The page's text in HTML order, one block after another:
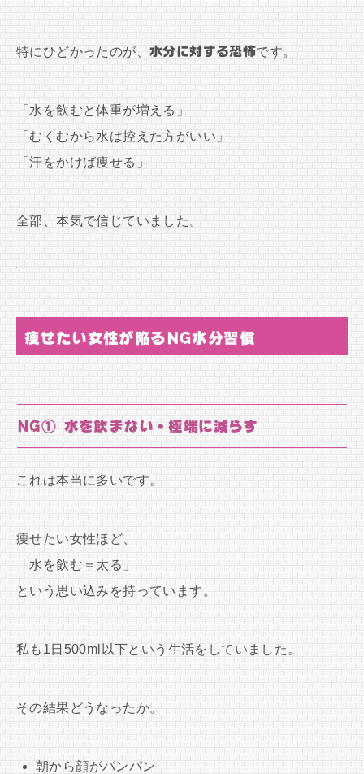
特にひどかったのが、 水分に対する恐怖です。
「水を飲むと体重が増える」
「むくむから水は控えた方がいい」
「汗をかけば痩せる」
全部、本気で信じていました。
痩せたい女性が陥るNG水分習慣
NG① 水を飲まない・極端に減らす
これは本当に多いです。
痩せたい女性ほど、
「水を飲む＝太る」
という思い込みを持っています。
私も1日500ml以下という生活をしていました。
その結果どうなったか。
朝から顔がパンパン